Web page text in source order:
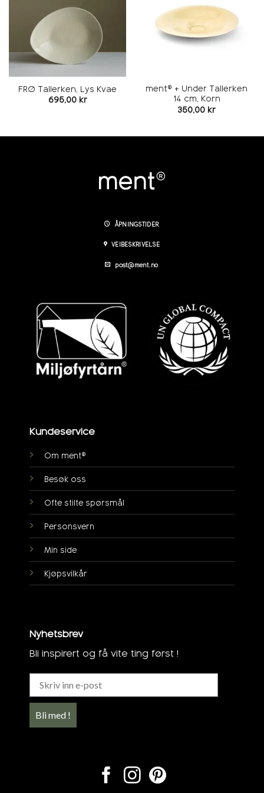
FRØ Tallerken, Lys Kvae
695,00 kr
ment® + Under Tallerken
14 cm, Korn
350,00 kr
ÅPNINGSTIDER
VEIBESKRIVELSE
post@ment.no
Kundeservice
Om ment®
Besøk oss
Ofte stilte spørsmål
Personsvern
Min side
Kjøpsvilkår
Nyhetsbrev
Bli inspirert og få vite ting først !
Bli med !